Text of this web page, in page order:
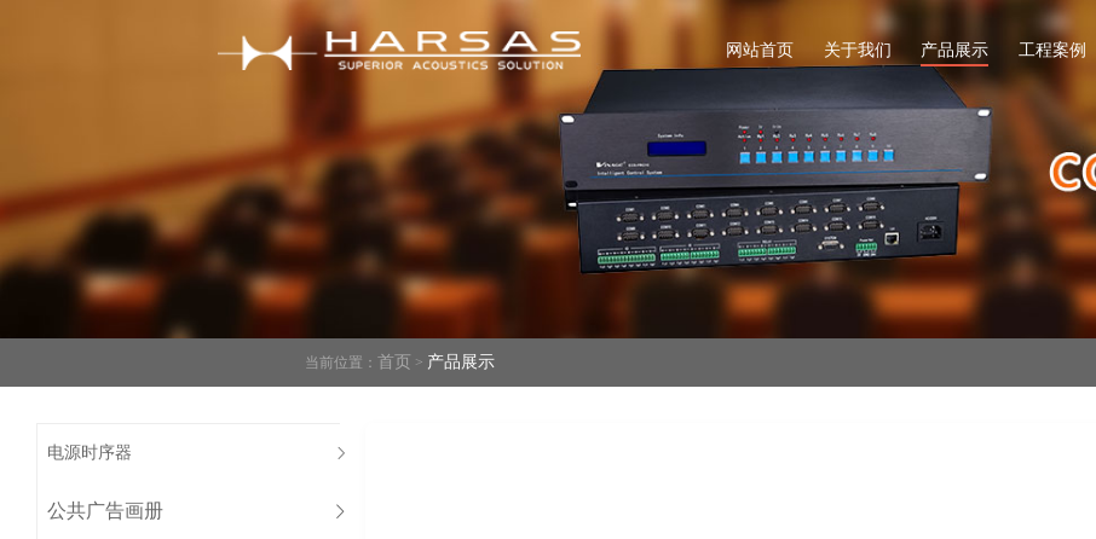
网站首页 关于我们 产品展示 工程案例
当前位置： 首页 > 产品展示
电源时序器
公共广告画册